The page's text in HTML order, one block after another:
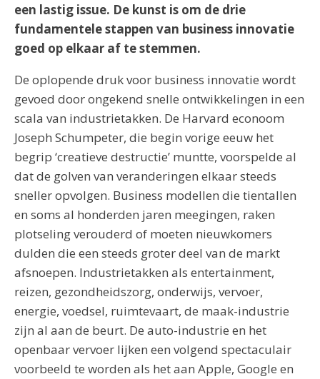
een lastig issue. De kunst is om de drie
fundamentele stappen van business innovatie
goed op elkaar af te stemmen.
De oplopende druk voor business innovatie wordt
gevoed door ongekend snelle ontwikkelingen in een
scala van industrietakken. De Harvard econoom
Joseph Schumpeter, die begin vorige eeuw het
begrip ‘creatieve destructie’ muntte, voorspelde al
dat de golven van veranderingen elkaar steeds
sneller opvolgen. Business modellen die tientallen
en soms al honderden jaren meegingen, raken
plotseling verouderd of moeten nieuwkomers
dulden die een steeds groter deel van de markt
afsnoepen. Industrietakken als entertainment,
reizen, gezondheidszorg, onderwijs, vervoer,
energie, voedsel, ruimtevaart, de maak-industrie
zijn al aan de beurt. De auto-industrie en het
openbaar vervoer lijken een volgend spectaculair
voorbeeld te worden als het aan Apple, Google en